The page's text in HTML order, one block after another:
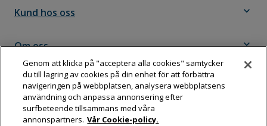
Kund hos oss expand_more
Om oss expand_more
Följ Dahl
Genom att klicka på "acceptera alla cookies" samtycker
du till lagring av cookies på din enhet för att förbättra
navigeringen på webbplatsen, analysera webbplatsens
användning och anpassa annonsering efter
surfbeteende tillsammans med våra
annonspartners. Vår Cookie-policy.